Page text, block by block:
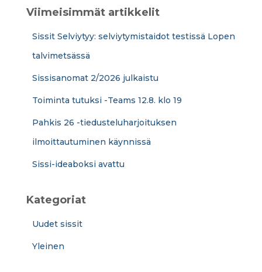
Viimeisimmät artikkelit
Sissit Selviytyy: selviytymistaidot testissä Lopen
talvimetsässä
Sissisanomat 2/2026 julkaistu
Toiminta tutuksi -Teams 12.8. klo 19
Pahkis 26 -tiedusteluharjoituksen
ilmoittautuminen käynnissä
Sissi-ideaboksi avattu
Kategoriat
Uudet sissit
Yleinen